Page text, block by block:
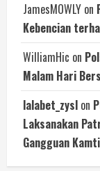
JamesMOWLY on
Kebencian
WilliamHic on
Malam Hari
lalabet_zysl on
Laksanakan
Gangguan